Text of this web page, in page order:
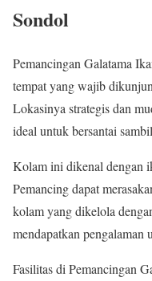
Sondol
Pemancingan Galatama
tempat yang wajib
Lokasinya strategis dan
ideal untuk bersantai
Kolam ini dikenal dengan
Pemancing dapat
kolam yang dikelola
mendapatkan pengalaman
Fasilitas di Pemancingan